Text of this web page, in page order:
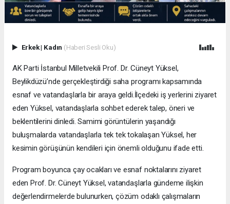
Erkek| Kadın (Haberi Sesli Oku)
AK Parti İstanbul Milletvekili Prof. Dr. Cüneyt Yüksel,
Beylikdüzü’nde gerçekleştirdiği saha programı kapsamında
esnaf ve vatandaşlarla bir araya geldi.İlçedeki iş yerlerini ziyaret
eden Yüksel, vatandaşlarla sohbet ederek talep, öneri ve
beklentilerini dinledi. Samimi görüntülerin yaşandığı
buluşmalarda vatandaşlarla tek tek tokalaşan Yüksel, her
kesimin görüşünün kendileri için önemli olduğunu ifade etti.
Program boyunca çay ocakları ve esnaf noktalarını ziyaret
eden Prof. Dr. Cüneyt Yüksel, vatandaşlarla gündeme ilişkin
değerlendirmelerde bulunurken, çözüm odaklı çalışmaların